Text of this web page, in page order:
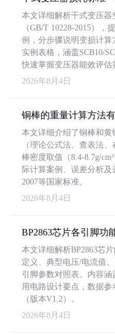
本文详细解析干式变压
（GB/T 10228-2015），
例，分步骤说明变损计
实例表格，涵盖SCB10/
快速掌握变压器能效评估
2026年8月4日
铜棒的重量计算方法
本文详细介绍了铜棒和
（理论公式法、查表法
棒密度取值（8.4-8.7g/
际计算案例、误差分析及
2007等国家标准。
2026年8月4日
BP2863芯片各引脚功
本文详细解析BP2863芯
定义、典型电压/电流值
引脚参数对照表。内容
用电路设计要点，数据
（版本V1.2）。
2026年8月4日